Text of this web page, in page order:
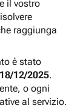
il vostro
raggiunga
è stato
18/12/2025.
o ogni
al servizio.